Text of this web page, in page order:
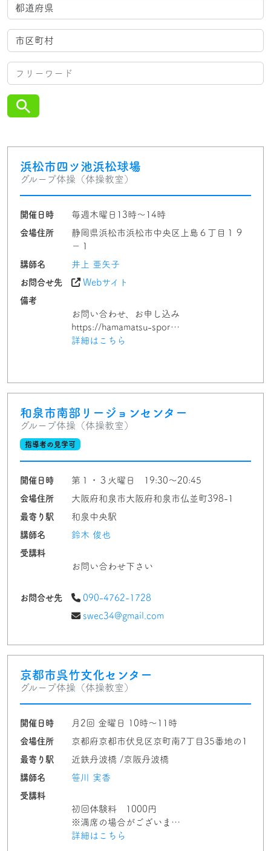
浜松市四ツ池浜松球場
グループ体操（体操教室）
開催日時
毎週木曜日13時〜14時
会場住所
静岡県浜松市浜松市中央区上島６丁目１９
−１
講師名
井上 亜矢子
お問合せ先
Webサイト
備考
お問い合わせ、お申し込み
https://hamamatsu-spor…
詳細はこちら
和泉市南部リージョンセンター
グループ体操（体操教室）
指導者の見学可
開催日時
第１・３火曜日 19:30～20:45
会場住所
大阪府和泉市大阪府和泉市仏並町398-1
最寄り駅
和泉中央駅
講師名
鈴木 俊也
受講料
お問い合わせ下さい
お問合せ先
090-4762-1728
swec34@gmail.com
京都市呉竹文化センター
グループ体操（体操教室）
開催日時
月2回 金曜日 10時〜11時
会場住所
京都府京都市伏見区京町南7丁目35番地の1
最寄り駅
近鉄丹波橋 /京阪丹波橋
講師名
笹川 実香
受講料
初回体験料 1000円
※満席の場合がございま…
詳細はこちら